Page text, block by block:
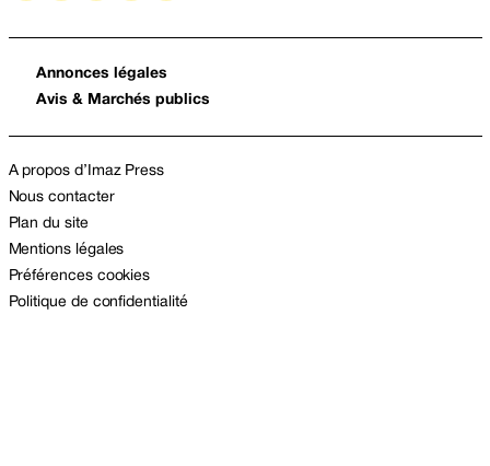
Annonces légales
Avis & Marchés publics
A propos d’Imaz Press
Nous contacter
Plan du site
Mentions légales
Préférences cookies
Politique de confidentialité